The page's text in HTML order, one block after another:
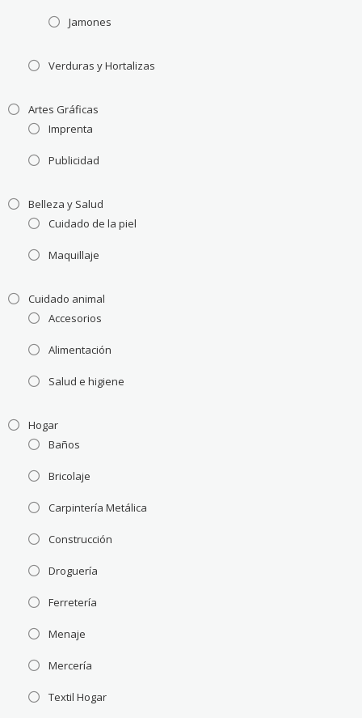
Jamones
Verduras y Hortalizas
Artes Gráficas
Imprenta
Publicidad
Belleza y Salud
Cuidado de la piel
Maquillaje
Cuidado animal
Accesorios
Alimentación
Salud e higiene
Hogar
Baños
Bricolaje
Carpintería Metálica
Construcción
Droguería
Ferretería
Menaje
Mercería
Textil Hogar